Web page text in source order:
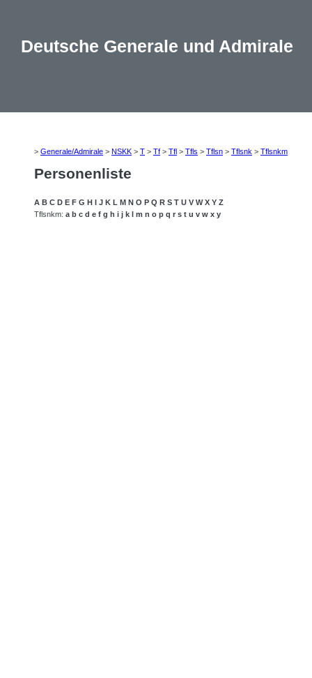
Deutsche Generale und Admirale
> Generale/Admirale > NSKK > T > Tf > Tfl > Tfls > Tflsn > Tflsnk > Tflsnkm
Personenliste
A B C D E F G H I J K L M N O P Q R S T U V W X Y Z
Tflsnkm: a b c d e f g h i j k l m n o p q r s t u v w x y